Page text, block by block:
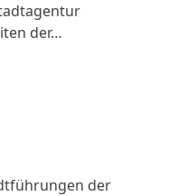
der…
der